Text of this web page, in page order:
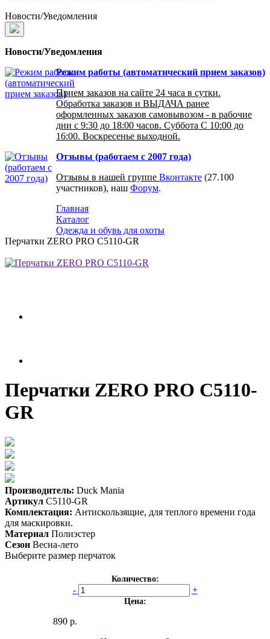
Новости/Уведомления
Новости/Уведомления
Режим работы (автоматический прием заказов)
Прием заказов на сайте 24 часа в сутки.
Обработка заказов и ВЫДАЧА ранее
оформленных заказов самовывозом - в рабочие
дни с 9:30 до 18:00 часов. Суббота С 10:00 до
16:00. Воскресенье выходной.
Отзывы (работаем с 2007 года)
Отзывы в нашей группе Вконтакте (27.100
участников), наш Форум.
Главная
Каталог
Одежда и обувь для охоты
Перчатки ZERO PRO C5110-GR
Перчатки ZERO PRO C5110-
GR
Производитель: Duck Mania
Артикул C5110-GR
Комплектация: Антискользящие, для теплого времени года
для маскировки.
Материал Полиэстер
Сезон Весна-лето
Выберите размер перчаток
Количество:
- +
Цена:
890 р.